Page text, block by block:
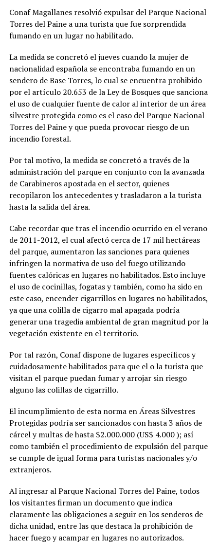
Conaf Magallanes resolvió expulsar del Parque Nacional
Torres del Paine a una turista que fue sorprendida
fumando en un lugar no habilitado.
La medida se concretó el jueves cuando la mujer de
nacionalidad española se encontraba fumando en un
sendero de Base Torres, lo cual se encuentra prohibido
por el artículo 20.653 de la Ley de Bosques que sanciona
el uso de cualquier fuente de calor al interior de un área
silvestre protegida como es el caso del Parque Nacional
Torres del Paine y que pueda provocar riesgo de un
incendio forestal.
Por tal motivo, la medida se concretó a través de la
administración del parque en conjunto con la avanzada
de Carabineros apostada en el sector, quienes
recopilaron los antecedentes y trasladaron a la turista
hasta la salida del área.
Cabe recordar que tras el incendio ocurrido en el verano
de 2011-2012, el cual afectó cerca de 17 mil hectáreas
del parque, aumentaron las sanciones para quienes
infringen la normativa de uso del fuego utilizando
fuentes calóricas en lugares no habilitados. Esto incluye
el uso de cocinillas, fogatas y también, como ha sido en
este caso, encender cigarrillos en lugares no habilitados,
ya que una colilla de cigarro mal apagada podría
generar una tragedia ambiental de gran magnitud por la
vegetación existente en el territorio.
Por tal razón, Conaf dispone de lugares específicos y
cuidadosamente habilitados para que el o la turista que
visitan el parque puedan fumar y arrojar sin riesgo
alguno las colillas de cigarrillo.
El incumplimiento de esta norma en Áreas Silvestres
Protegidas podría ser sancionados con hasta 3 años de
cárcel y multas de hasta $2.000.000 (US$ 4.000 ); así
como también el procedimiento de expulsión del parque
se cumple de igual forma para turistas nacionales y/o
extranjeros.
Al ingresar al Parque Nacional Torres del Paine, todos
los visitantes firman un documento que indica
claramente las obligaciones a seguir en los senderos de
dicha unidad, entre las que destaca la prohibición de
hacer fuego y acampar en lugares no autorizados.